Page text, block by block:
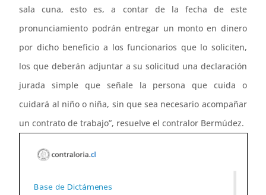
sala cuna, esto es, a contar de la fecha de este
pronunciamiento podrán entregar un monto en dinero
por dicho beneficio a los funcionarios que lo soliciten,
los que deberán adjuntar a su solicitud una declaración
jurada simple que señale la persona que cuida o
cuidará al niño o niña, sin que sea necesario acompañar
un contrato de trabajo”, resuelve el contralor Bermúdez.